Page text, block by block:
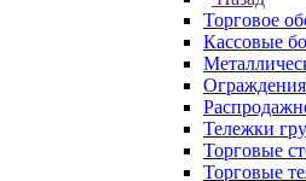
Торговое
Кассовые
Тележки
Торговые
Торговые